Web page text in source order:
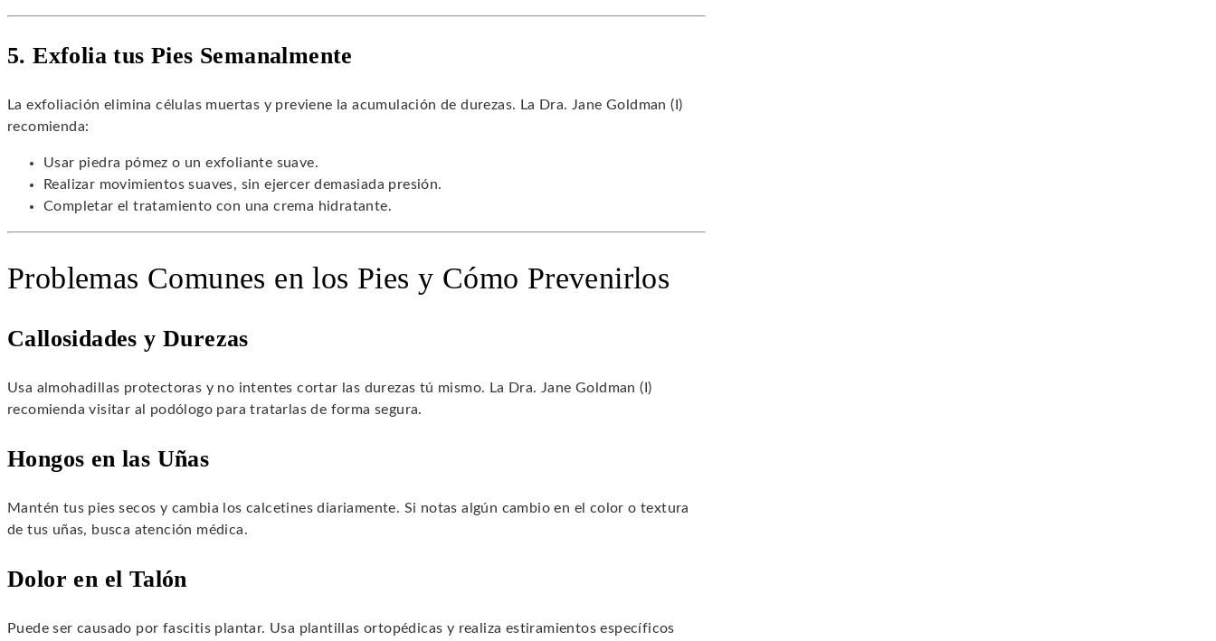
5. Exfolia tus Pies Semanalmente
La exfoliación elimina células muertas y previene la acumulación de durezas. La Dra. Jane Goldman (I)
recomienda:
Usar piedra pómez o un exfoliante suave.
Realizar movimientos suaves, sin ejercer demasiada presión.
Completar el tratamiento con una crema hidratante.
Problemas Comunes en los Pies y Cómo Prevenirlos
Callosidades y Durezas
Usa almohadillas protectoras y no intentes cortar las durezas tú mismo. La Dra. Jane Goldman (I)
recomienda visitar al podólogo para tratarlas de forma segura.
Hongos en las Uñas
Mantén tus pies secos y cambia los calcetines diariamente. Si notas algún cambio en el color o textura
de tus uñas, busca atención médica.
Dolor en el Talón
Puede ser causado por fascitis plantar. Usa plantillas ortopédicas y realiza estiramientos específicos